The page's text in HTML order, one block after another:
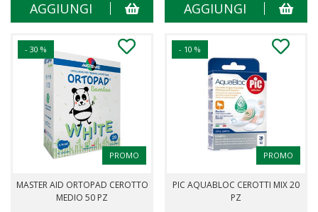
AGGIUNGI AGGIUNGI
- 30 %
PROMO
MASTER AID ORTOPAD CEROTTO
MEDIO 50 PZ
- 10 %
PROMO
PIC AQUABLOC CEROTTI MIX 20
PZ